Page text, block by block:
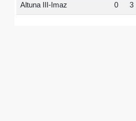
Altuna III-Imaz 0 3